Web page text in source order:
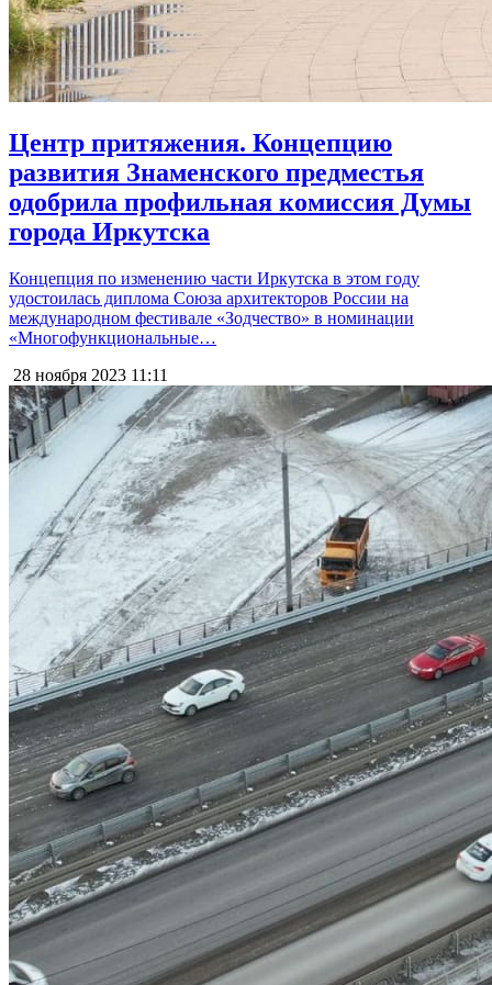
Центр притяжения. Концепцию
развития Знаменского предместья
одобрила профильная комиссия Думы
города Иркутска
Концепция по изменению части Иркутска в этом году
удостоилась диплома Союза архитекторов России на
международном фестивале «Зодчество» в номинации
«Многофункциональные…
28 ноября 2023 11:11